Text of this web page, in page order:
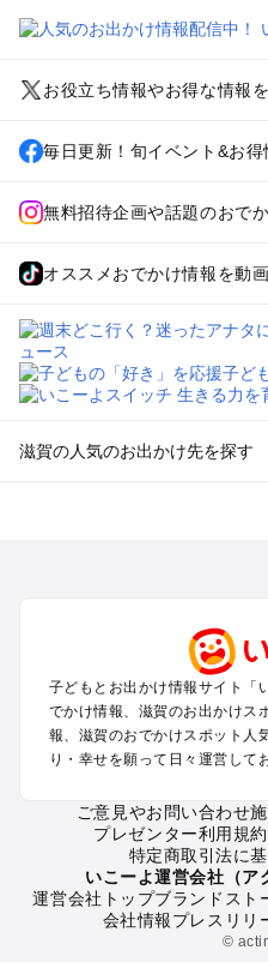
お役立ち情報やお得な情報
毎日更新！旬イベント&お得
無料招待企画や話題のおで
オススメおでかけ情報を動画
滋賀の人気のお出かけ先を探す
信楽・甲賀のプールお出かけ
湖西（琵琶湖）のプールお出か
雄琴・堅田のプールお出かけ
滋賀の定番お出かけスポッ
滋賀の動物園
滋賀のバーベキュー
滋賀の釣り
滋賀の牧場
滋賀のプール
子どもとお出かけ情報サイト「
でかけ情報、滋賀のお出かけス
報、滋賀のおでかけスポット人
り・幸せを願って日々運営して
ご意見やお問い合わせ
プレゼンター利用規約
特定商取引法に
いこーよ運営会社（ア
運営会社トップブランドスト
会社情報プレスリリ
©